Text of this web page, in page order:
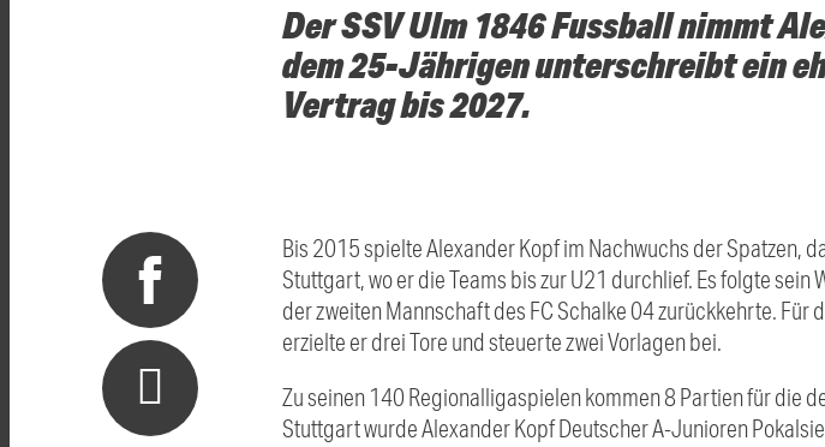
Der SSV Ulm 1846 Fussball nimmt
dem 25-Jährigen unterschreibt ein
Vertrag bis 2027.
Bis 2015 spielte Alexander Kopf im Nachwuchs der Spatzen,
Stuttgart, wo er die Teams bis zur U21 durchlief. Es folgte
der zweiten Mannschaft des FC Schalke 04 zurückkehrte.
erzielte er drei Tore und steuerte zwei Vorlagen bei.
Zu seinen 140 Regionalligaspielen kommen 8 Partien für die
Stuttgart wurde Alexander Kopf Deutscher A-Junioren